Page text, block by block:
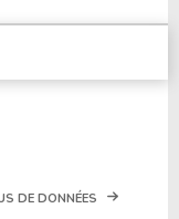
DE DONNÉES